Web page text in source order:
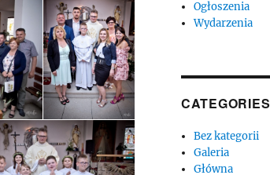
Ogłoszenia
Wydarzenia
CATEGORIES
Bez kategorii
Galeria
Główna